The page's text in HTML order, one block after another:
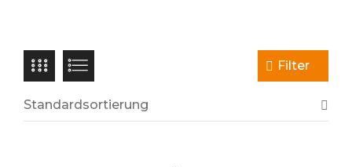
Filter
Standardsortierung